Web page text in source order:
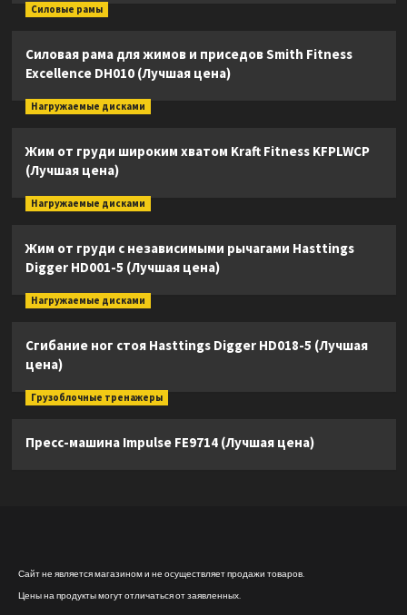
Силовые рамы
Силовая рама для жимов и приседов Smith Fitness
Excellence DH010 (Лучшая цена)
Нагружаемые дисками
Жим от груди широким хватом Kraft Fitness KFPLWCP
(Лучшая цена)
Нагружаемые дисками
Жим от груди с независимыми рычагами Hasttings
Digger HD001-5 (Лучшая цена)
Нагружаемые дисками
Сгибание ног стоя Hasttings Digger HD018-5 (Лучшая
цена)
Грузоблочные тренажеры
Пресс-машина Impulse FE9714 (Лучшая цена)
Сайт не является магазином и не осуществляет продажи товаров.
Цены на продукты могут отличаться от заявленных.